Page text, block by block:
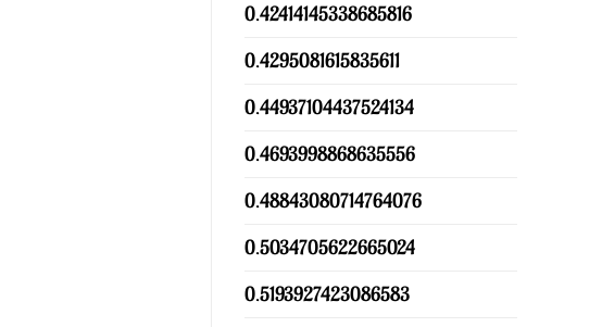
0.42414145338685816
0.4295081615835611
0.44937104437524134
0.4693998868635556
0.48843080714764076
0.5034705622665024
0.5193927423086583